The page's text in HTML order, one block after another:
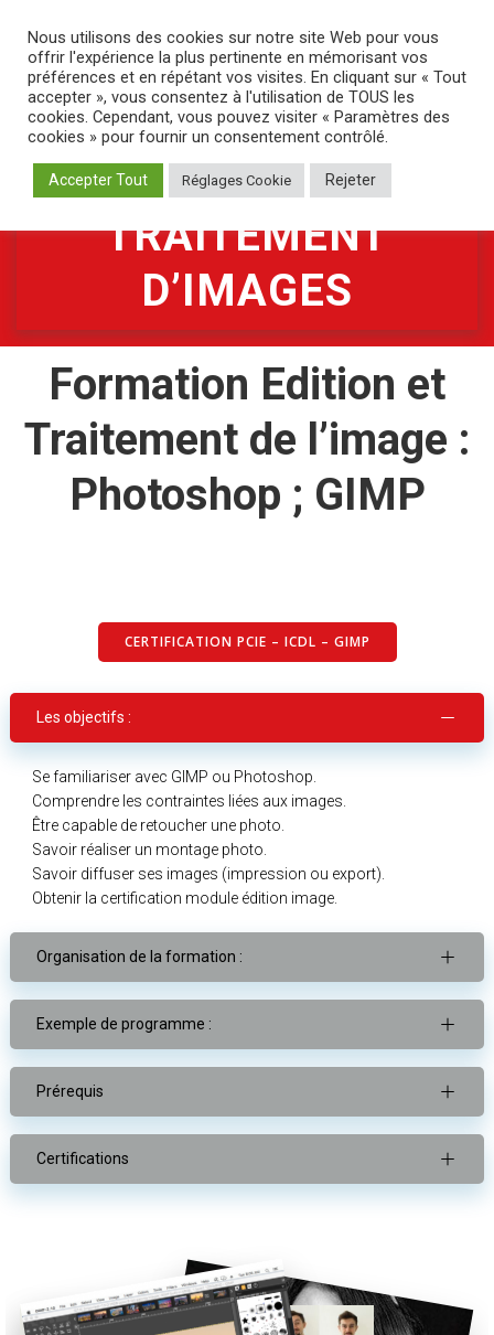
au
contenu
EDITION ET
TRAITEMENT
D’IMAGES
Formation Edition et
Traitement de l’image :
Photoshop ; GIMP
CERTIFICATION PCIE – ICDL – GIMP
Les objectifs :
Se familiariser avec GIMP ou Photoshop.
Comprendre les contraintes liées aux images.
Être capable de retoucher une photo.
Savoir réaliser un montage photo.
Savoir diffuser ses images (impression ou export).
Obtenir la certification module édition image.
Organisation de la formation :
Exemple de programme :
Prérequis
Certifications
Nous utilisons des cookies sur notre site Web pour vous
offrir l'expérience la plus pertinente en mémorisant vos
préférences et en répétant vos visites. En cliquant sur « Tout
accepter », vous consentez à l'utilisation de TOUS les
cookies. Cependant, vous pouvez visiter « Paramètres des
cookies » pour fournir un consentement contrôlé.
Accepter Tout Réglages Cookie Rejeter